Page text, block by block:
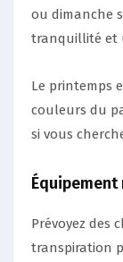
ou dimanche
tranquillité et
Le printemps
couleurs du
si vous
Prévoyez des
transpiration